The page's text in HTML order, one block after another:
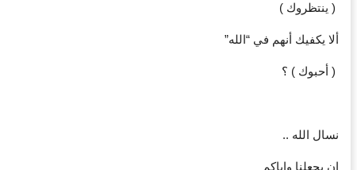
‏ ( ينتظروك )
‏ألا يكفيك أنهم في “الله”
‏ ( أحبوك ) ؟
‏نسال الله ..
ان يجعلنا وإياكم